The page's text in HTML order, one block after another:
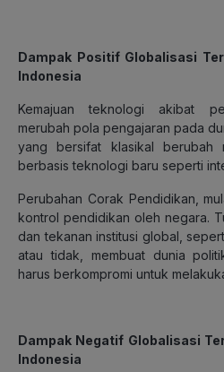
Dampak Positif Globalisasi
Indonesia
Kemajuan teknologi akibat
merubah pola pengajaran pada
yang bersifat klasikal berubah
berbasis teknologi baru seperti
Perubahan Corak Pendidikan,
kontrol pendidikan oleh negara.
dan tekanan institusi global,
atau tidak, membuat dunia
harus berkompromi untuk
Dampak Negatif Globalisasi
Indonesia